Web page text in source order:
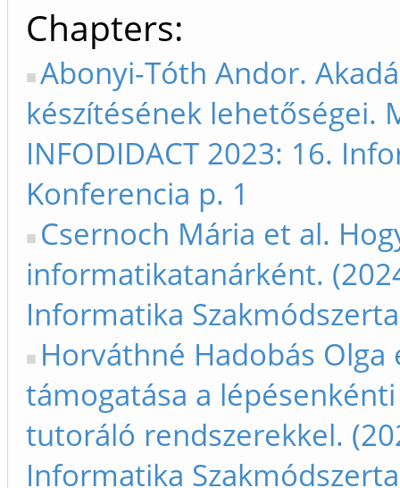
Chapters
Abonyi-Tóth Andor.
készítésének lehetőségei.
INFODIDACT 2023: 16.
Konferencia p. 1
Csernoch Mária et al.
informatikatanárként.
Informatika
Horváthné Hadobás
támogatása a
tutoráló rendszerekkel.
Informatika